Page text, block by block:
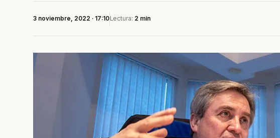
3 noviembre, 2022 · 17:10Lectura: 2 min